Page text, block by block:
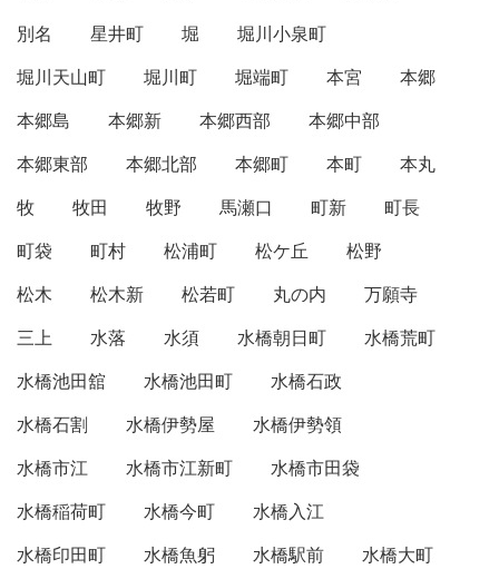
別名
星井町 堀
堀川小泉町
堀川天山町
堀川町 堀端町 本宮
本郷
本郷島
本郷新 本郷西部
本郷中部
本郷東部
本郷北部 本郷町 本町
本丸
牧
牧田 牧野 馬瀬口 町新
町長
町袋
町村 松浦町 松ケ丘
松野
松木
松木新 松若町 丸の内
万願寺
三上
水落 水須 水橋朝日町
水橋荒町
水橋池田舘
水橋池田町
水橋石政
水橋石割
水橋伊勢屋
水橋伊勢領
水橋市江
水橋市江新町
水橋市田袋
水橋稲荷町
水橋今町
水橋入江
水橋印田町
水橋魚躬 水橋駅前
水橋大町